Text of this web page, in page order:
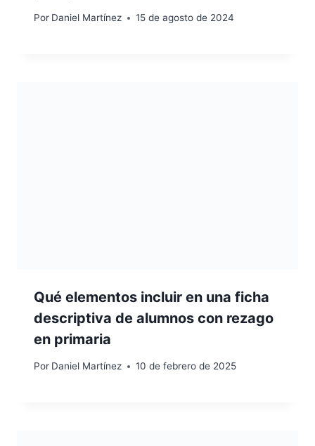
Por Daniel Martínez 15 de agosto de 2024
Qué elementos incluir en una ficha
descriptiva de alumnos con rezago
en primaria
Por Daniel Martínez 10 de febrero de 2025